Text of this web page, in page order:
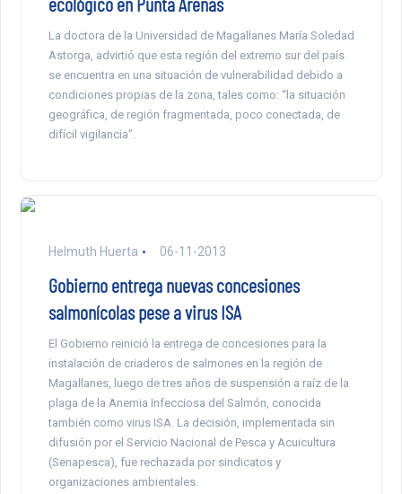
La doctora de la Universidad de Magallanes María Soledad
Astorga, advirtió que esta región del extremo sur del país
se encuentra en una situación de vulnerabilidad debido a
condiciones propias de la zona, tales como: “la situación
geográfica, de región fragmentada, poco conectada, de
difícil vigilancia”.
Helmuth Huerta 06-11-2013
Gobierno entrega nuevas concesiones
salmonícolas pese a virus ISA
El Gobierno reinició la entrega de concesiones para la
instalación de criaderos de salmones en la región de
Magallanes, luego de tres años de suspensión a raíz de la
plaga de la Anemia Infecciosa del Salmón, conocida
también como virus ISA. La decisión, implementada sin
difusión por el Servicio Nacional de Pesca y Acuicultura
(Senapesca), fue rechazada por sindicatos y
organizaciones ambientales.